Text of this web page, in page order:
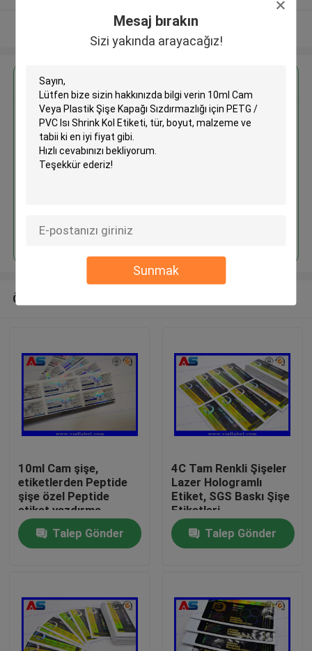
Mesaj bırakın
Sizi yakında arayacağız!
Sunmak
Ürünler
Hakkımızda
Daha fazla göster
10ml Cam Veya Plastik Şişe
Kapağı Sızdırmazlığı için PETG /
PVC Isı Shrink Kol Etiketi
Devam et
Önerilen Ürünler
10ml Cam şişe,
etiketlerden Peptide
şişe özel Peptide
etiket yazdırma
Talep Gönder
4C Tam Renkli Şişeler
Lazer Hologramlı
Etiket, SGS Baskı Şişe
Etiketleri
Talep Gönder